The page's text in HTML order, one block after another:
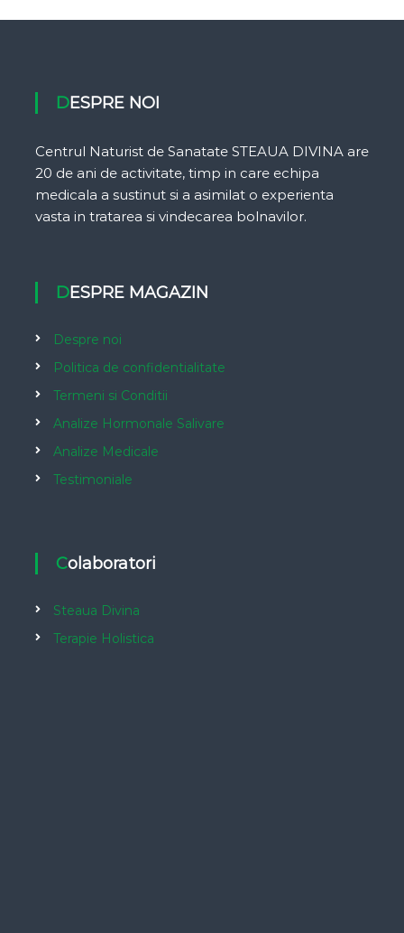
DESPRE NOI
Centrul Naturist de Sanatate STEAUA DIVINA are
20 de ani de activitate, timp in care echipa
medicala a sustinut si a asimilat o experienta
vasta in tratarea si vindecarea bolnavilor.
DESPRE MAGAZIN
Despre noi
Politica de confidentialitate
Termeni si Conditii
Analize Hormonale Salivare
Analize Medicale
Testimoniale
Colaboratori
Steaua Divina
Terapie Holistica